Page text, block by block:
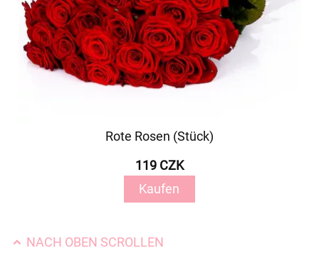
Rote Rosen (Stück)
119 CZK
Kaufen
NACH OBEN SCROLLEN